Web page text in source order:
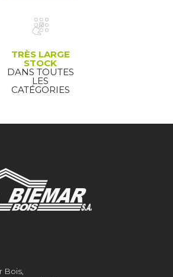
TRÈS LARGE
STOCK
DANS TOUTES
LES
CATÉGORIES
Bois,